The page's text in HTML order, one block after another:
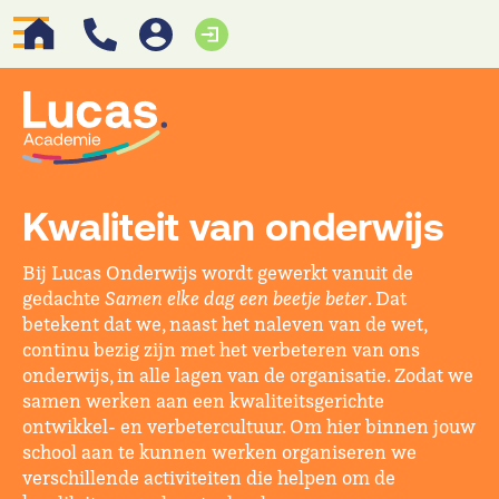
Kwaliteit van onderwijs
Bij Lucas Onderwijs wordt gewerkt vanuit de
gedachte Samen elke dag een beetje beter. Dat
betekent dat we, naast het naleven van de wet,
continu bezig zijn met het verbeteren van ons
onderwijs, in alle lagen van de organisatie. Zodat we
samen werken aan een kwaliteitsgerichte
ontwikkel- en verbetercultuur. Om hier binnen jouw
school aan te kunnen werken organiseren we
verschillende activiteiten die helpen om de